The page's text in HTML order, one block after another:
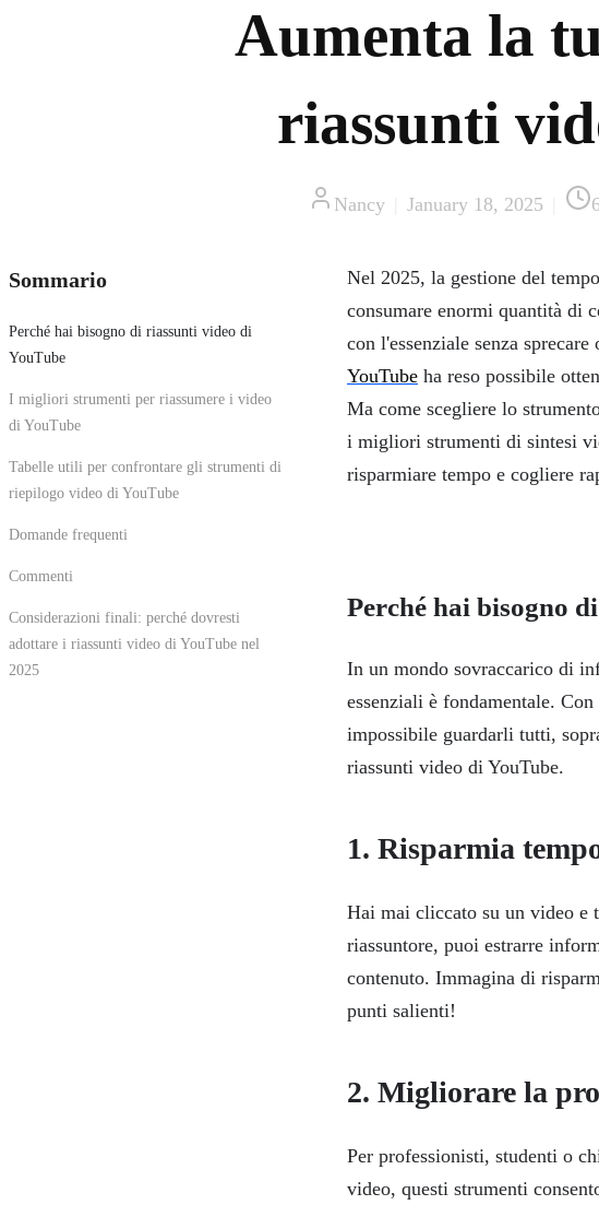
Aumenta la
riassunti
Nancy January 18, 2025
Sommario
Perché hai bisogno di riassunti video di
YouTube
I migliori strumenti per riassumere i video
di YouTube
Tabelle utili per confrontare gli strumenti di
riepilogo video di YouTube
Domande frequenti
Commenti
Considerazioni finali: perché dovresti
adottare i riassunti video di YouTube nel
2025
Nel 2025, la gestione del
consumare enormi quantità di
con l'essenziale senza
YouTube ha reso possibile
Ma come scegliere lo
i migliori strumenti di sintesi
risparmiare tempo e cogliere
Perché hai bisogno
In un mondo sovraccarico di
essenziali è fondamentale.
impossibile guardarli tutti,
riassunti video di YouTube.
1. Risparmia
Hai mai cliccato su un video e
riassuntore, puoi estrarre
contenuto. Immagina di
punti salienti!
2. Migliorare la
Per professionisti, studenti o
video, questi strumenti